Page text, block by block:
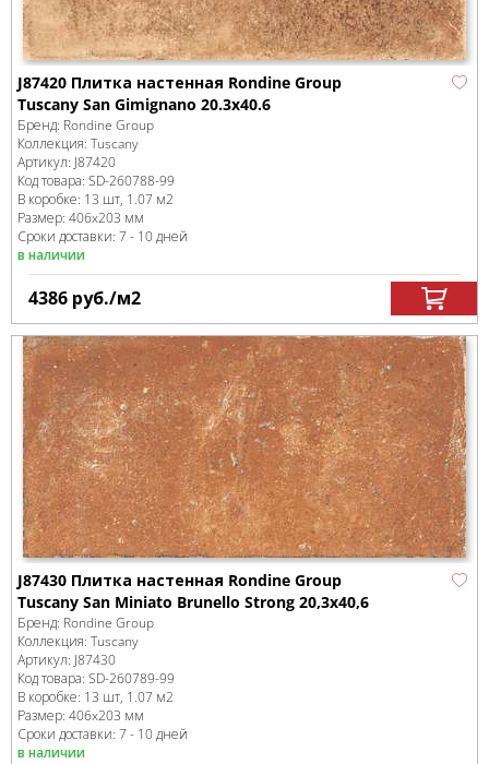
J87420 Плитка настенная Rondine Group
Tuscany San Gimignano 20.3x40.6
Бренд: Rondine Group
Коллекция: Tuscany
Артикул: J87420
Код товара: SD-260788-99
В коробке: 13 шт, 1.07 м2
Размер: 406x203 мм
Сроки доставки: 7 - 10 дней
в наличии
4386 руб./м2
J87430 Плитка настенная Rondine Group
Tuscany San Miniato Brunello Strong 20,3x40,6
Бренд: Rondine Group
Коллекция: Tuscany
Артикул: J87430
Код товара: SD-260789-99
В коробке: 13 шт, 1.07 м2
Размер: 406x203 мм
Сроки доставки: 7 - 10 дней
в наличии